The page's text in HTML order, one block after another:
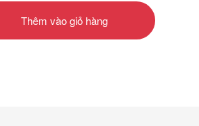
Thêm vào giỏ hàng